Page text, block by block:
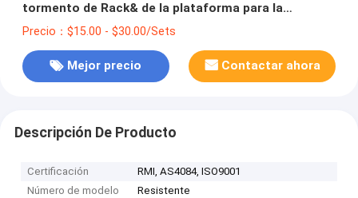
tormento de Rack& de la plataforma para la
solución industrial del almacenamiento
Precio：$15.00 - $30.00/Sets
Mejor precio Contactar ahora
Descripción De Producto
Certificación
RMI, AS4084, ISO9001
Número de modelo
Resistente